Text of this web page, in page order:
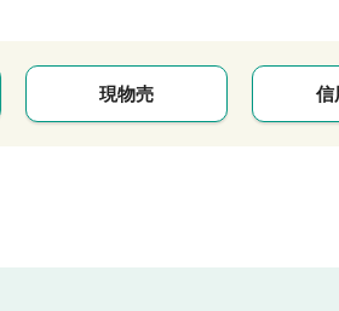
現物売 信